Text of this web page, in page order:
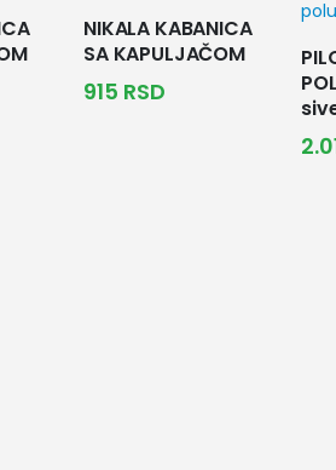
NIKALA KABANICA
SA KAPULJAČOM
915 RSD